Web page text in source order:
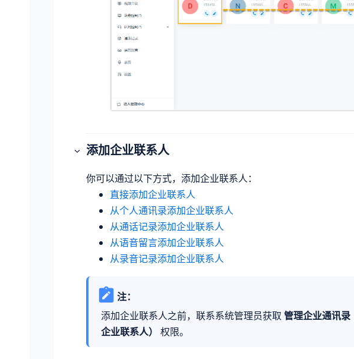
添加企业联系人
你可以通过以下方式，添加企业联系人：
直接添加企业联系人
从个人通讯录添加企业联系人
从通话记录添加企业联系人
从语音留言添加企业联系人
从录音记录添加企业联系人
注：
添加企业联系人之前，联系系统管理员获取 管理企业通讯
企业联系人）
权限。